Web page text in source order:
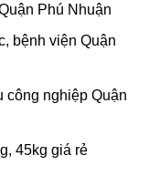
Phú Nhuận
bệnh viện Quận
công nghiệp Quận
45kg giá rẻ